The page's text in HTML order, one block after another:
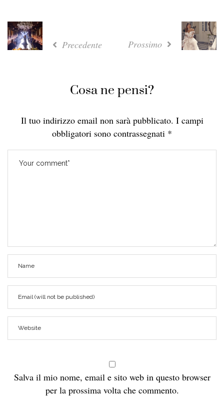
Precedente Prossimo
Cosa ne pensi?
Il tuo indirizzo email non sarà pubblicato. I campi
obbligatori sono contrassegnati *
Salva il mio nome, email e sito web in questo browser
per la prossima volta che commento.